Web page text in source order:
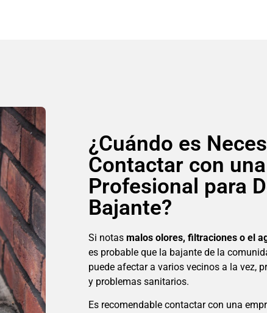
¿Cuándo es
Contactar con
Profesional para
Bajante?
Si notas malos olores, filtraciones o el
es probable que la bajante de la
puede afectar a varios vecinos a la vez,
y problemas sanitarios.
Es recomendable contactar con una